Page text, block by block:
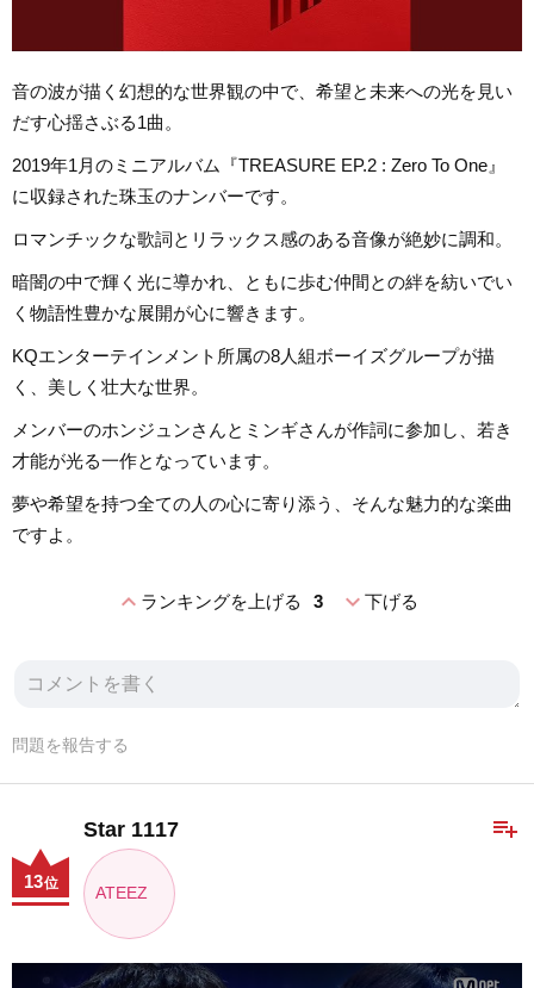
音の波が描く幻想的な世界観の中で、希望と未来への光を見い
だす心揺さぶる1曲。
2019年1月のミニアルバム『TREASURE EP.2 : Zero To One』
に収録された珠玉のナンバーです。
ロマンチックな歌詞とリラックス感のある音像が絶妙に調和。
暗闇の中で輝く光に導かれ、ともに歩む仲間との絆を紡いでい
く物語性豊かな展開が心に響きます。
KQエンターテインメント所属の8人組ボーイズグループが描
く、美しく壮大な世界。
メンバーのホンジュンさんとミンギさんが作詞に参加し、若き
才能が光る一作となっています。
夢や希望を持つ全ての人の心に寄り添う、そんな魅力的な楽曲
ですよ。
expand_lessランキングを上げる 3 expand_more下げる
問題を報告する
playlist_add
Star 1117
ATEEZ
13位